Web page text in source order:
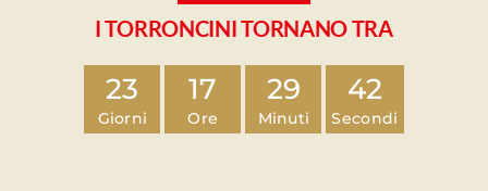
I TORRONCINI TORNANO TRA
23
Giorni
17
Ore
29
Minuti
41
Secondi